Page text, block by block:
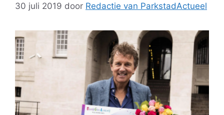
30 juli 2019 door Redactie van ParkstadActueel